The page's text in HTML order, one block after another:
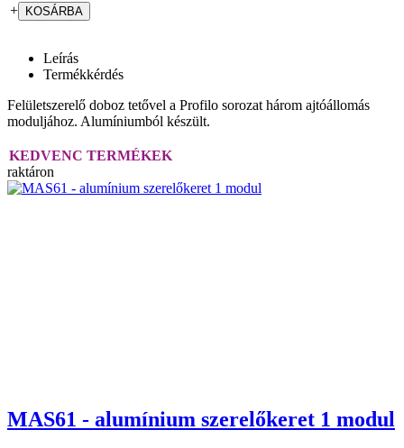
+
Leírás
Termékkérdés
Felületszerelő doboz tetővel a Profilo sorozat három ajtóállomás
moduljához. Alumíniumból készült.
KEDVENC TERMÉKEK
raktáron
MAS61 - alumínium szerelőkeret 1 modul